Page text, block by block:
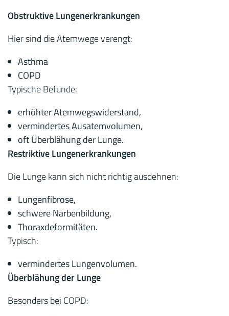
Obstruktive Lungenerkrankungen
Hier sind die Atemwege verengt:
Asthma
COPD
Typische Befunde:
erhöhter Atemwegswiderstand,
vermindertes Ausatemvolumen,
oft Überblähung der Lunge.
Restriktive Lungenerkrankungen
Die Lunge kann sich nicht richtig ausdehnen:
Lungenfibrose,
schwere Narbenbildung,
Thoraxdeformitäten.
Typisch:
vermindertes Lungenvolumen.
Überblähung der Lunge
Besonders bei COPD: